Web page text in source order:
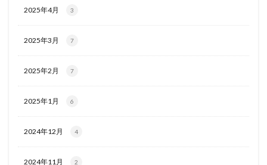
2025年4月 3
2025年3月 7
2025年2月 7
2025年1月 6
2024年12月 4
2024年11月 2